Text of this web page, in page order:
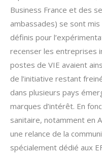
Business France et des
ambassades) se sont
définis pour
recenser les entreprises
postes de VIE avaient
de l’initiative restant
dans plusieurs pays
marques d’intérêt. En
sanitaire, notamment en
une relance de la
spécialement dédié aux